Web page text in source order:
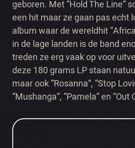
geboren. Met “Hold The Line”
een hit maar ze gaan pas echt
album waar de wereldhit
in de lage landen is de band
treden ze erg vaak op voor
deze 180 grams LP staan
maar ook “Rosanna”, “Stop
“Mushanga”, “Pamela” en “Out